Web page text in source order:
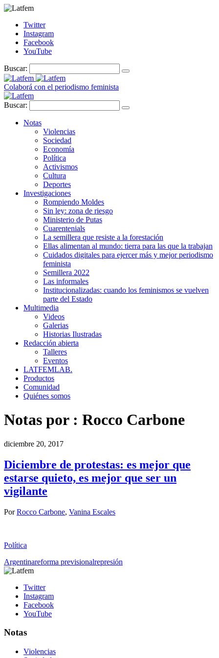
Twitter
Instagram
Facebook
YouTube
Buscar:
Colaborá con el periodismo feminista
Buscar:
Notas
Violencias
Sociedad
Economía
Política
Activismos
Cultura
Deportes
Investigaciones
Rompiendo Moldes
Sin ley: zona de riesgo
Ministerio de Putas
Cuarentenials
La semillera que resiste a la forestación
Ellas alimentan al mundo: tierra para las que la trabajan
Cuidados digitales para ejercer más y mejor periodismo
feminista
Semillera 2022
Las informales
Institucionalizadas: cuando los feminismos se vuelven
parte del Estado
Multimedia
Videos
Galerias
Historias Ilustradas
Redacción abierta
Talleres
Eventos
LATFEMLAB.
Productos
Comunidad
Quiénes somos
Notas por : Rocco Carbone
diciembre 20, 2017
Diciembre de protestas: es mejor que
estarse quieto, es mejor que ser un
vigilante
PorRocco Carbone, Vanina Escales
Política
Argentinareforma previsionalrepresión
Twitter
Instagram
Facebook
YouTube
Notas
Violencias